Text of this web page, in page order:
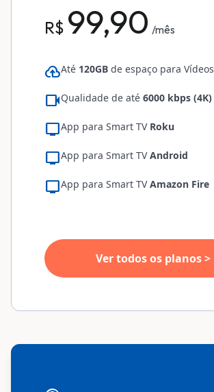
R$ 99,90 /mês
cloud_uploadAté 120GB de espaço para Vídeos
videocamQualidade de até 6000 kbps (4K)
tvApp para Smart TV Roku
tvApp para Smart TVAndroid
tvApp para Smart TVAmazon Fire
Ver todos os planos >